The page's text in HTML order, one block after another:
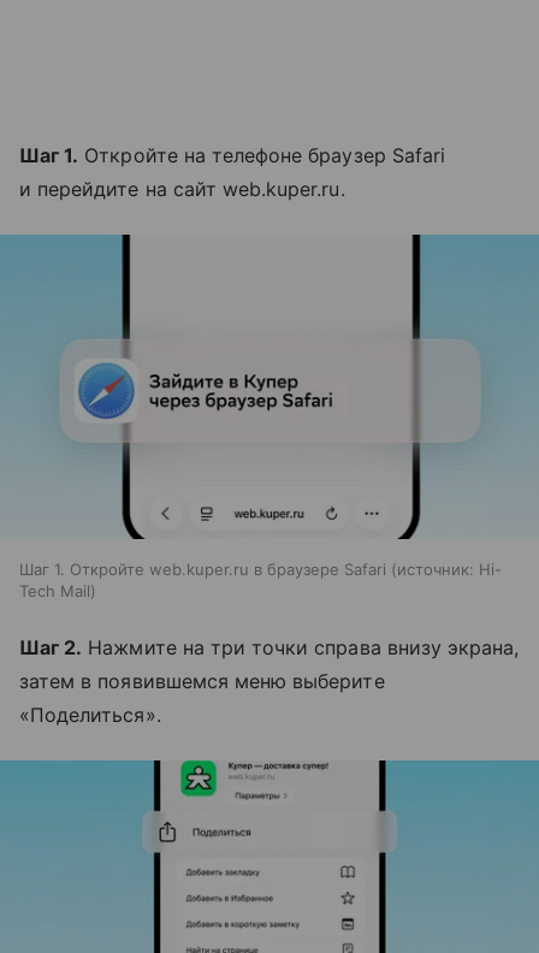
Шаг 1. Откройте на телефоне браузер Safari
и перейдите на сайт web.kuper.ru.
Шаг 1. Откройте web.kuper.ru в браузере Safari источник: Hi-
Tech Mail
Шаг 2. Нажмите на три точки справа внизу экрана,
затем в появившемся меню выберите
«Поделиться».